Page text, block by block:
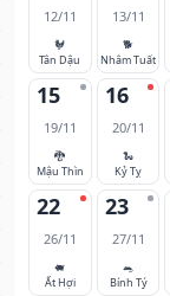
12/11
🐓
Tân Dậu
13/11
🐕
Nhâm Tuất
15
19/11
🐉
Mậu Thìn
16
20/11
🐍
Kỷ Tỵ
22
26/11
🐖
Ất Hợi
23
27/11
🐀
Bính Tý